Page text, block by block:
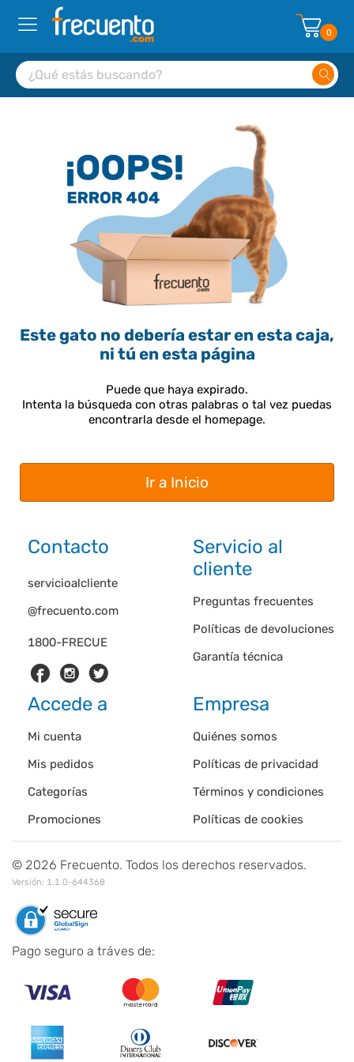
0
Este gato no debería estar en esta caja,
ni tú en esta página
Puede que haya expirado.
Intenta la búsqueda con otras palabras o tal vez puedas
encontrarla desde el homepage.
Ir a Inicio
Contacto
1800-FRECUE
servicioalcliente
@frecuento.com
Servicio al
cliente
Preguntas frecuentes
Políticas de devoluciones
Garantía técnica
Accede a
Mi cuenta
Mis pedidos
Categorías
Promociones
Empresa
Quiénes somos
Políticas de privacidad
Términos y condiciones
Políticas de cookies
© 2026 Frecuento. Todos los derechos reservados.
Versión: 1.1.0-644368
Pago seguro a tráves de: